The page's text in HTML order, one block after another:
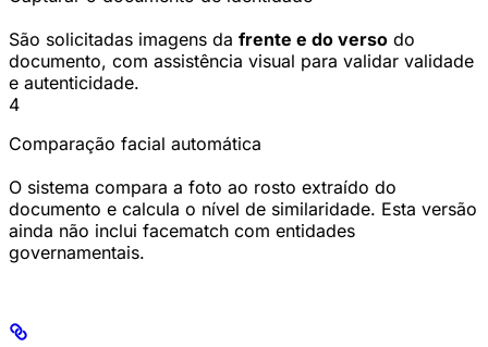
São solicitadas imagens da frente e do verso do
documento, com assistência visual para validar validade
e autenticidade.
4
Comparação facial automática
O sistema compara a foto ao rosto extraído do
documento e calcula o nível de similaridade. Esta versão
ainda não inclui facematch com entidades
governamentais.